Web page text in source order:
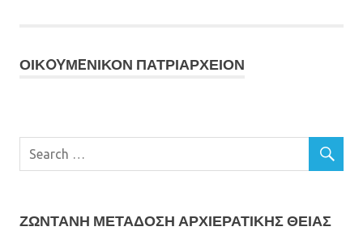
ΟΙΚOYΜEΝΙΚΟΝ ΠΑΤΡΙΑΡΧΕΙΟΝ
ΖΩΝΤΑΝΗ ΜΕΤΆΔΟΣΗ ΑΡΧΙΕΡΑΤΙΚΗΣ ΘΕΙΑΣ